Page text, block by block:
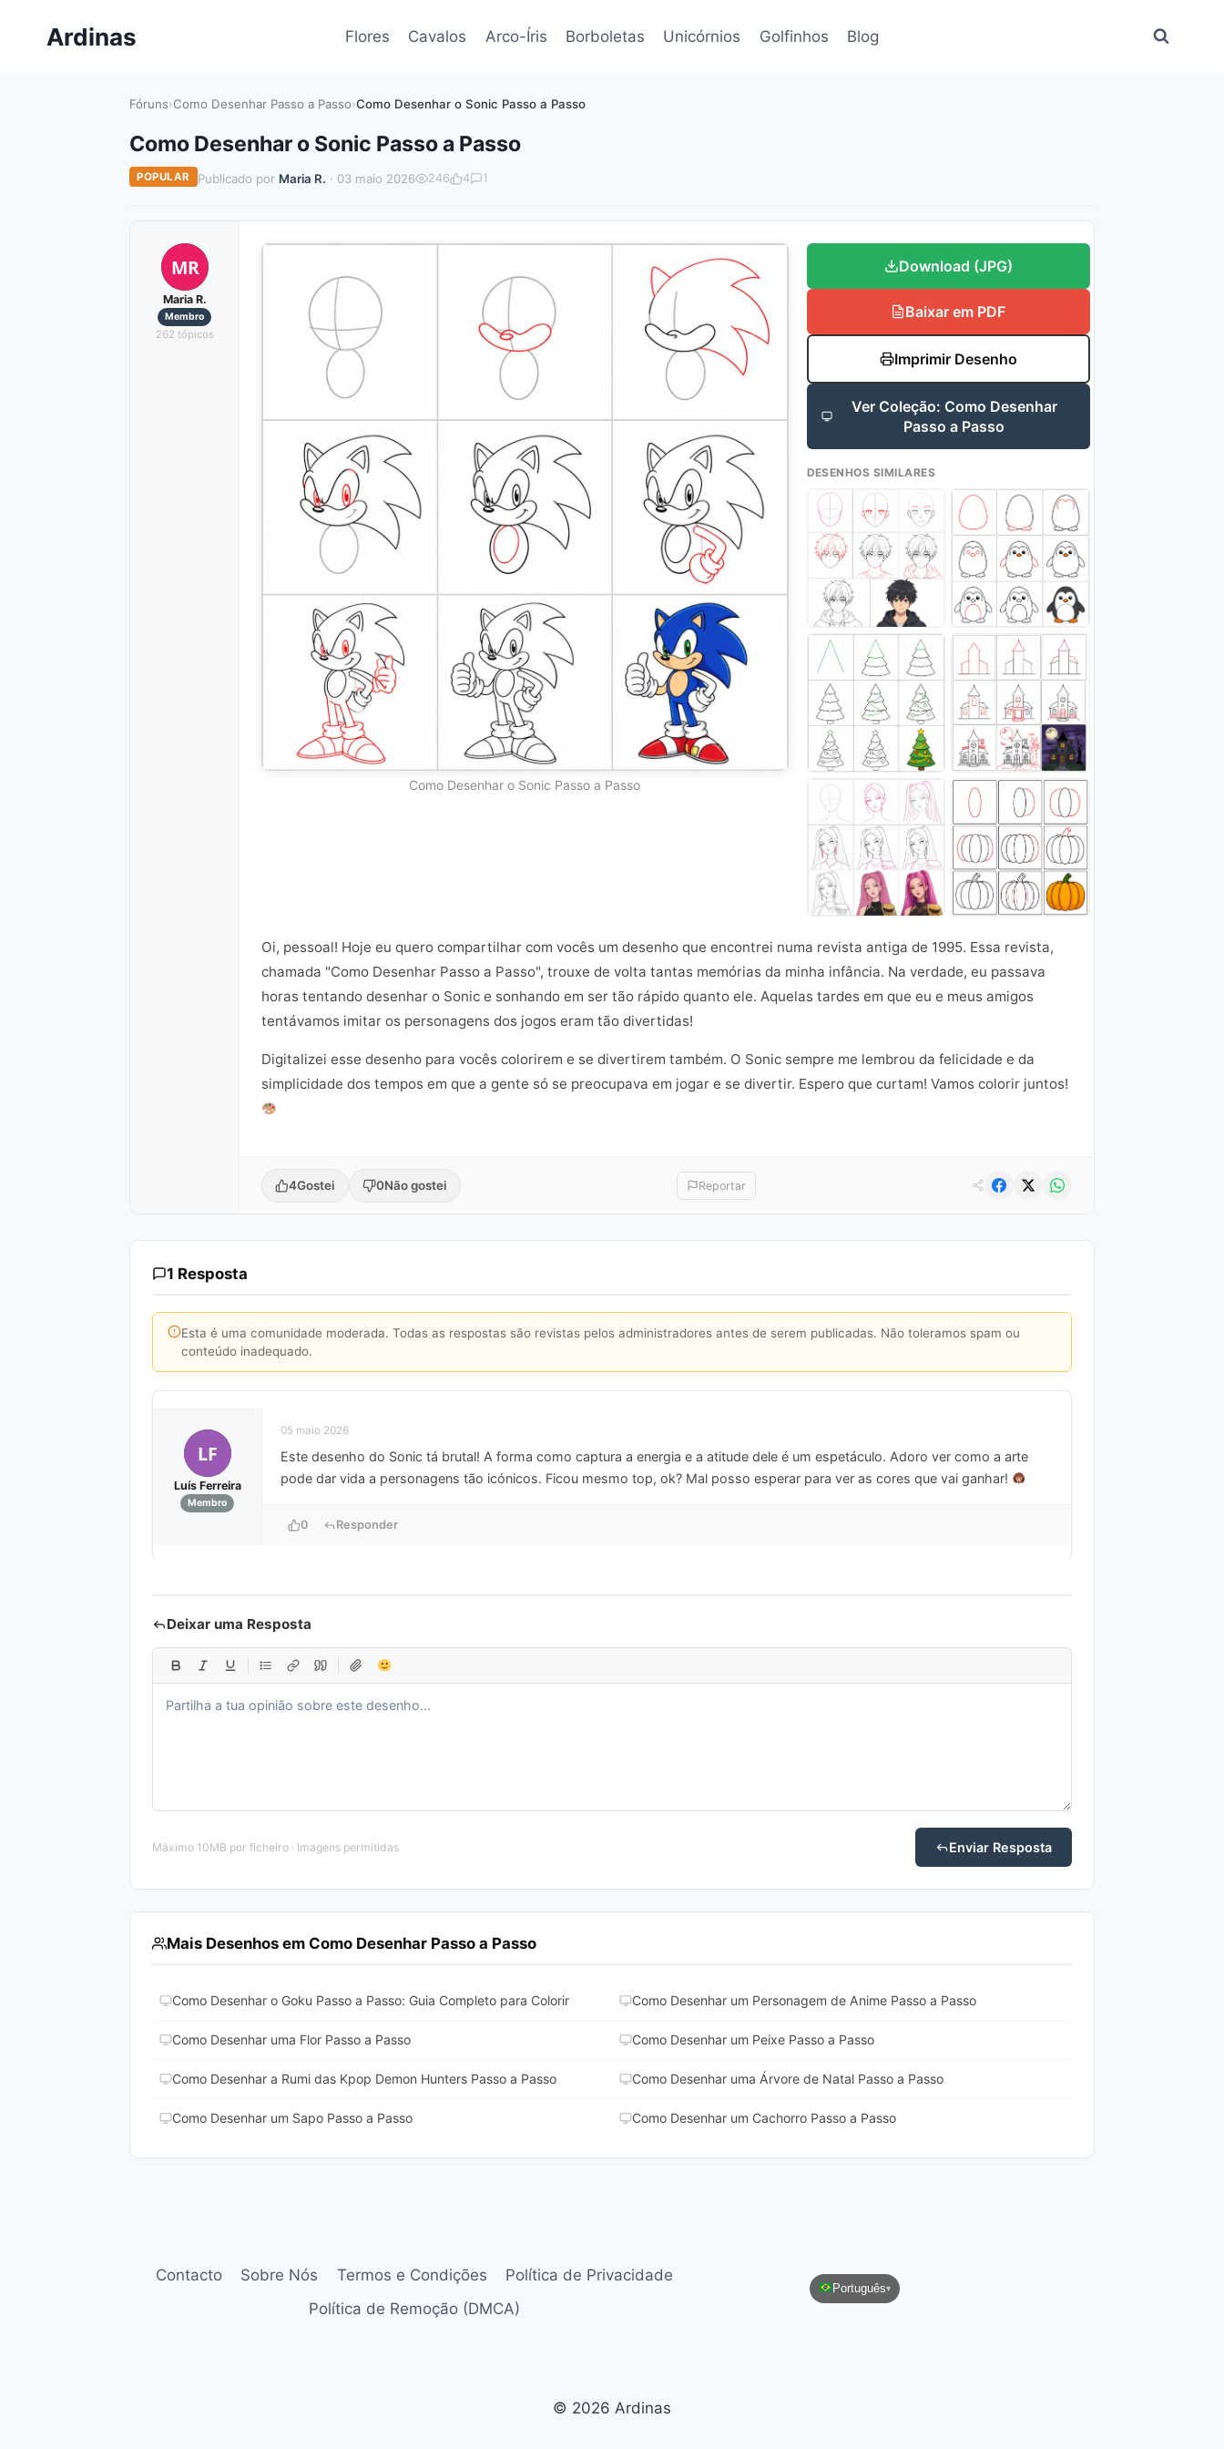
Ardinas Flores Cavalos Arco-Íris Borboletas Unicórnios Golfinhos Blog
Fóruns›Como Desenhar Passo a Passo›Como Desenhar o Sonic Passo a Passo
Como Desenhar o Sonic Passo a Passo
POPULAR Publicado por Maria R. · 03 maio 2026 246 4 1
MR
Maria R.
Membro
262 tópicos
Como Desenhar o Sonic Passo a Passo
Download (JPG)
Baixar em PDF
Imprimir Desenho
Ver Coleção: Como Desenhar
Passo a Passo
DESENHOS SIMILARES
Oi, pessoal! Hoje eu quero compartilhar com vocês um desenho que encontrei numa revista antiga de 1995. Essa revista,
chamada "Como Desenhar Passo a Passo", trouxe de volta tantas memórias da minha infância. Na verdade, eu passava
horas tentando desenhar o Sonic e sonhando em ser tão rápido quanto ele. Aquelas tardes em que eu e meus amigos
tentávamos imitar os personagens dos jogos eram tão divertidas!
Digitalizei esse desenho para vocês colorirem e se divertirem também. O Sonic sempre me lembrou da felicidade e da
simplicidade dos tempos em que a gente só se preocupava em jogar e se divertir. Espero que curtam! Vamos colorir juntos!
4Gostei 0Não gostei Reportar
1 Resposta
Esta é uma comunidade moderada. Todas as respostas são revistas pelos administradores antes de serem publicadas. Não toleramos spam ou
conteúdo inadequado.
LF
Luís Ferreira
Membro
05 maio 2026
Este desenho do Sonic tá brutal! A forma como captura a energia e a atitude dele é um espetáculo. Adoro ver como a arte
pode dar vida a personagens tão icónicos. Ficou mesmo top, ok? Mal posso esperar para ver as cores que vai ganhar!
0 Responder
Deixar uma Resposta
Máximo 10MB por ficheiro · Imagens permitidas Enviar Resposta
Mais Desenhos em Como Desenhar Passo a Passo
Como Desenhar o Goku Passo a Passo: Guia Completo para Colorir Como Desenhar um Personagem de Anime Passo a Passo
Como Desenhar uma Flor Passo a Passo Como Desenhar um Peixe Passo a Passo
Como Desenhar a Rumi das Kpop Demon Hunters Passo a Passo Como Desenhar uma Árvore de Natal Passo a Passo
Como Desenhar um Sapo Passo a Passo Como Desenhar um Cachorro Passo a Passo
Contacto Sobre Nós Termos e Condições
Política de Privacidade
Política de Remoção (DMCA)
Português▾
© 2026 Ardinas